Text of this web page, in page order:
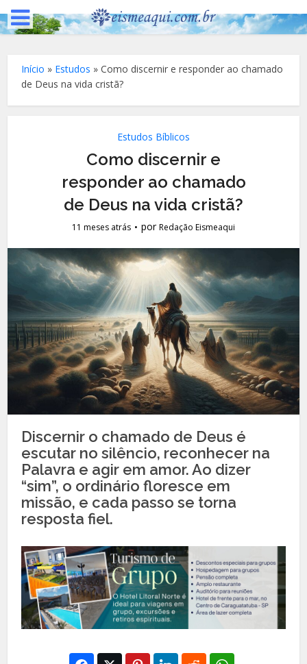
Início » Estudos »Como discernir e responder ao chamado
de Deus na vida cristã?
Estudos Bíblicos
Como discernir e
responder ao chamado
de Deus na vida cristã?
11 meses atrás porRedação Eismeaqui
Discernir o chamado de Deus é
escutar no silêncio, reconhecer na
Palavra e agir em amor. Ao dizer
“sim”, o ordinário floresce em
missão, e cada passo se torna
resposta fiel.